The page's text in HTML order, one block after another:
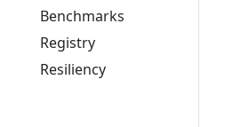
Benchmarks
Registry
Resiliency